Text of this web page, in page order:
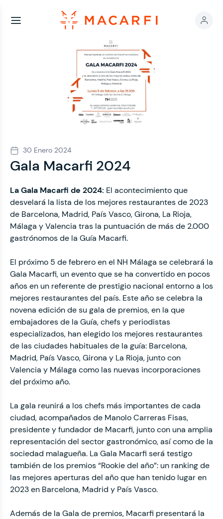
30 Enero 2024
Gala Macarfi 2024
La Gala Macarfi de 2024: El acontecimiento que
desvelará la lista de los mejores restaurantes de 2023
de Barcelona, Madrid, País Vasco, Girona, La Rioja,
Málaga y Valencia tras la puntuación de más de 2.000
gastrónomos de la Guía Macarfi.
El próximo 5 de febrero en el NH Málaga se celebrará la
Gala Macarfi, un evento que se ha convertido en pocos
años en un referente de prestigio nacional entorno a los
mejores restaurantes del país. Este año se celebra la
novena edición de su gala de premios, en la que
embajadores de la Guía, chefs y periodistas
especializados, han elegido los mejores restaurantes
de las ciudades habituales de la guía: Barcelona,
Madrid, País Vasco, Girona y La Rioja, junto con
Valencia y Málaga como las nuevas incorporaciones
del próximo año.
La gala reunirá a los chefs más importantes de cada
ciudad, acompañados de Manolo Carreras Fisas,
presidente y fundador de Macarfi, junto con una amplia
representación del sector gastronómico, así como de la
sociedad malagueña. La Gala Macarfi será testigo
también de los premios “Rookie del año”: un ranking de
las mejores aperturas del año que han tenido lugar en
2023 en Barcelona, Madrid y País Vasco.
Además de la Gala de premios, Macarfi presentará la